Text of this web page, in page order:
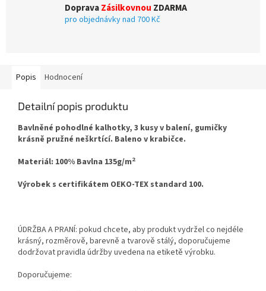
DopravaZásilkovnou ZDARMA
pro objednávky nad 700 Kč
Popis Hodnocení
Detailní popis produktu
Bavlněné pohodlné kalhotky, 3 kusy v balení, gumičky
krásně pružné neškrtící. Baleno v krabičce.
Materiál: 100% Bavlna 135g/m2
Výrobek s certifikátem OEKO-TEX standard 100.
ÚDRŽBA A PRANÍ: pokud chcete, aby produkt vydržel co nejdéle
krásný, rozměrově, barevně a tvarově stálý, doporučujeme
dodržovat pravidla údržby uvedena na etiketě výrobku.
Doporučujeme: